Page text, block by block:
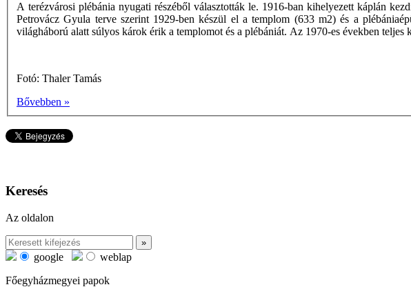
A terézvárosi plébánia nyugati részéből választották le. 1916-ban kihelyezett káplán
Petrovácz Gyula terve szerint 1929-ben készül el a templom (633 m2) és a
világháború alatt súlyos károk érik a templomot és a plébániát. Az 1970-es években teljes
Fotó: Thaler Tamás
Bővebben »
Keresés
Az oldalon
google
weblap
Főegyházmegyei papok